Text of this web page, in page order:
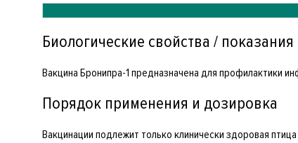
Биологические свойства /
Вакцина Бронипра-1 предназначена для профилактики
Порядок применения и дозировка
Вакцинации подлежит только клинически здоровая